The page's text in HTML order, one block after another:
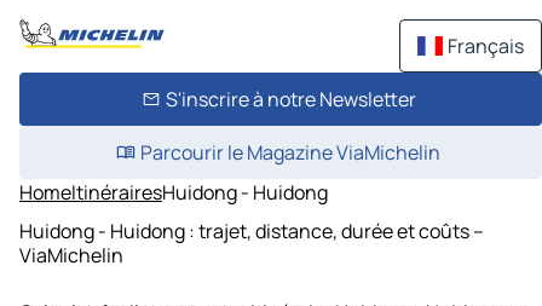
Français
S'inscrire à notre Newsletter
Parcourir le Magazine ViaMichelin
HomeItinérairesHuidong - Huidong
Huidong - Huidong : trajet, distance, durée et coûts –
ViaMichelin